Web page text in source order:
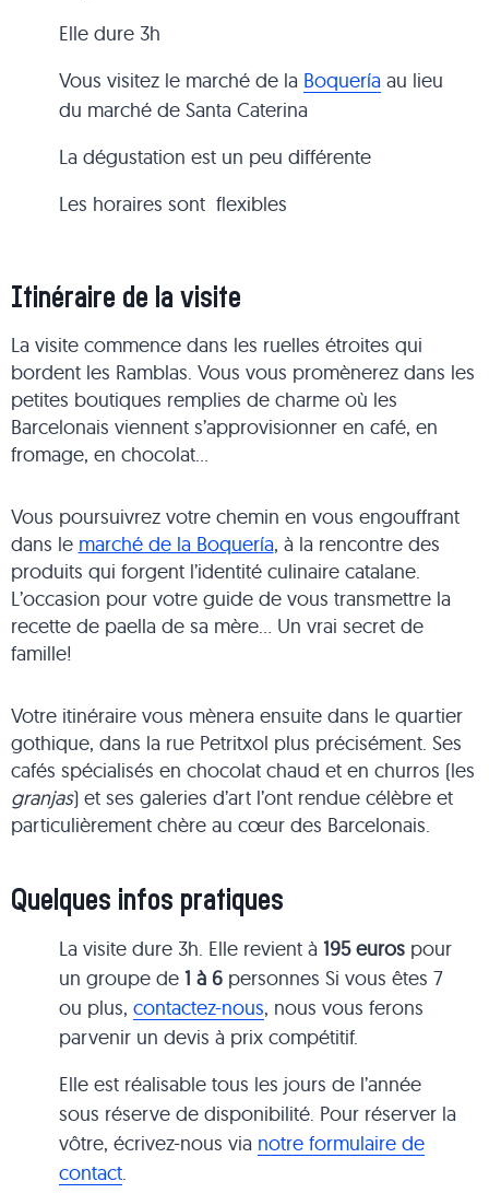
Elle dure 3h
Vous visitez le marché de la Boquería au lieu
du marché de Santa Caterina
La dégustation est un peu différente
Les horaires sont flexibles
Itinéraire de la visite
La visite commence dans les ruelles étroites qui
bordent les Ramblas. Vous vous promènerez dans les
petites boutiques remplies de charme où les
Barcelonais viennent s’approvisionner en café, en
fromage, en chocolat…
Vous poursuivrez votre chemin en vous engouffrant
dans le marché de la Boquería, à la rencontre des
produits qui forgent l’identité culinaire catalane.
L’occasion pour votre guide de vous transmettre la
recette de paella de sa mère… Un vrai secret de
famille!
Votre itinéraire vous mènera ensuite dans le quartier
gothique, dans la rue Petritxol plus précisément. Ses
cafés spécialisés en chocolat chaud et en churros (les
granjas) et ses galeries d’art l’ont rendue célèbre et
particulièrement chère au cœur des Barcelonais.
Quelques infos pratiques
La visite dure 3h. Elle revient à195 euros pour
un groupe de1 à 6 personnes Si vous êtes 7
ou plus,contactez-nous, nous vous ferons
parvenir un devis à prix compétitif.
Elle est réalisable tous les jours de l’année
sous réserve de disponibilité. Pour réserver la
vôtre, écrivez-nous via notre formulaire de
contact.